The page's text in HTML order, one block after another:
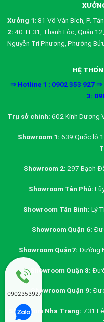
Xưởng 1: 81 Võ Văn Bích, P.
2: 40 TL31, Thạnh Lộc, Quận
Nguyễn Tri Phương, Phường
HỆ
⇒ Hotline 1 : 0902 353 927
3:
Trụ sở chính: 602 Kinh Dương
Showroom 1: 639 Quốc lộ
Showroom 2: 297 Bạch
Showroom Tân Phú:
Showroom Tân Bình: Lý
Showroom Quận 6:
Showroom Quận7: Đường
Showroom Quận 8:
Showroom Quận 9:
Showroom Nha Trang: 731
0902353927